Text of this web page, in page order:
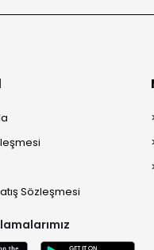
Sözleşmesi